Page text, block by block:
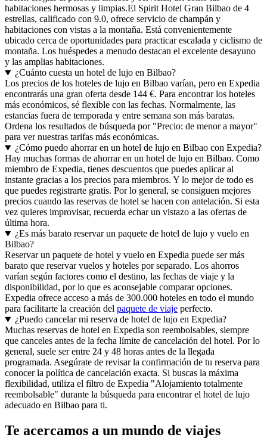
habitaciones hermosas y limpias.El Spirit Hotel Gran Bilbao de 4
estrellas, calificado con 9.0, ofrece servicio de champán y
habitaciones con vistas a la montaña. Está convenientemente
ubicado cerca de oportunidades para practicar escalada y ciclismo de
montaña. Los huéspedes a menudo destacan el excelente desayuno
y las amplias habitaciones.
¿Cuánto cuesta un hotel de lujo en Bilbao?
Los precios de los hoteles de lujo en Bilbao varían, pero en Expedia
encontrarás una gran oferta desde 144 €. Para encontrar los hoteles
más económicos, sé flexible con las fechas. Normalmente, las
estancias fuera de temporada y entre semana son más baratas.
Ordena los resultados de búsqueda por "Precio: de menor a mayor"
para ver nuestras tarifas más económicas.
¿Cómo puedo ahorrar en un hotel de lujo en Bilbao con Expedia?
Hay muchas formas de ahorrar en un hotel de lujo en Bilbao. Como
miembro de Expedia, tienes descuentos que puedes aplicar al
instante gracias a los precios para miembros. Y lo mejor de todo es
que puedes registrarte gratis. Por lo general, se consiguen mejores
precios cuando las reservas de hotel se hacen con antelación. Si esta
vez quieres improvisar, recuerda echar un vistazo a las ofertas de
última hora.
¿Es más barato reservar un paquete de hotel de lujo y vuelo en
Bilbao?
Reservar un paquete de hotel y vuelo en Expedia puede ser más
barato que reservar vuelos y hoteles por separado. Los ahorros
varían según factores como el destino, las fechas de viaje y la
disponibilidad, por lo que es aconsejable comparar opciones.
Expedia ofrece acceso a más de 300.000 hoteles en todo el mundo
para facilitarte la creación del paquete de viaje perfecto.
¿Puedo cancelar mi reserva de hotel de lujo en Expedia?
Muchas reservas de hotel en Expedia son reembolsables, siempre
que canceles antes de la fecha límite de cancelación del hotel. Por lo
general, suele ser entre 24 y 48 horas antes de la llegada
programada. Asegúrate de revisar la confirmación de tu reserva para
conocer la política de cancelación exacta. Si buscas la máxima
flexibilidad, utiliza el filtro de Expedia "Alojamiento totalmente
reembolsable" durante la búsqueda para encontrar el hotel de lujo
adecuado en Bilbao para ti.
Te acercamos a un mundo de viajes